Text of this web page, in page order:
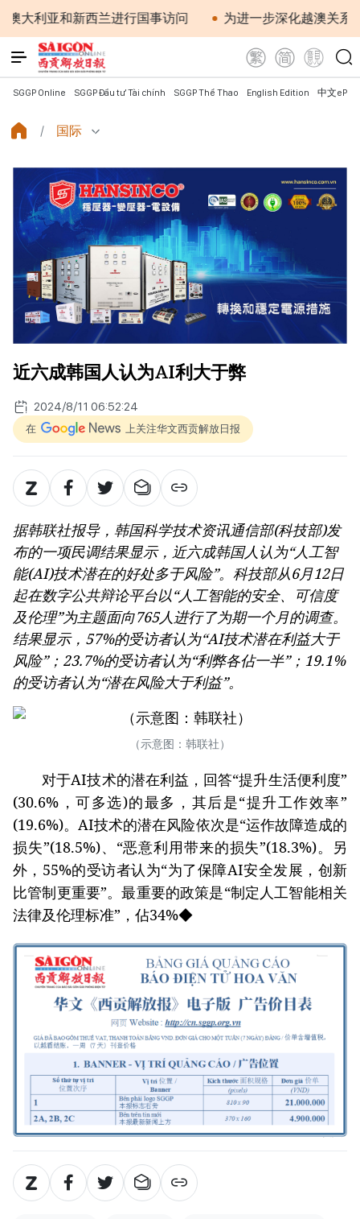
和新西兰进行国事访问 为进一步深化越澳关系注入新动
SGGP Online SGGP Đầu tư Tài chính SGGP Thể Thao English Edition 中文
国际
近六成韩国人认为AI利大于弊
2024/8/11 06:52:24
在 上关注华文西贡解放日报
据韩联社报导，韩国科学技术资讯通信部(科技部)发
布的一项民调结果显示，近六成韩国人认为“人工智
能(AI)技术潜在的好处多于风险”。科技部从6月12日
起在数字公共辩论平台以“人工智能的安全、可信度
及伦理”为主题面向765人进行了为期一个月的调查。
结果显示，57%的受访者认为“AI技术潜在利益大于
风险”；23.7%的受访者认为“利弊各佔一半”；19.1%
的受访者认为“潜在风险大于利益”。
（示意图：韩联社）
对于AI技术的潜在利益，回答“提升生活便利度”
(30.6%，可多选)的最多，其后是“提升工作效率”
(19.6%)。AI技术的潜在风险依次是“运作故障造成的
损失”(18.5%)、“恶意利用带来的损失”(18.3%)。另
外，55%的受访者认为“为了保障AI安全发展，创新
比管制更重要”。最重要的政策是“制定人工智能相关
法律及伦理标准”，佔34%◆